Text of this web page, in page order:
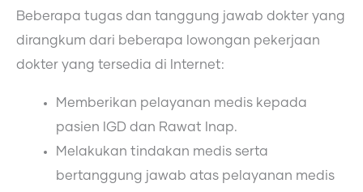
Beberapa tugas dan tanggung jawab dokter yang
dirangkum dari beberapa lowongan pekerjaan
dokter yang tersedia di Internet:
Memberikan pelayanan medis kepada
pasien IGD dan Rawat Inap.
Melakukan tindakan medis serta
bertanggung jawab atas pelayanan medis